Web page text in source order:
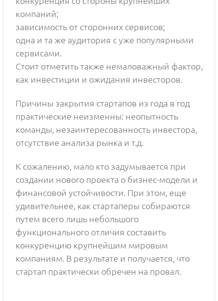
компаний;
зависимость от сторонних сервисов;
одна и та же аудитория с уже популярными
сервисами.
Стоит отметить также немаловажный фактор,
как инвестиции и ожидания инвесторов.
Причины закрытия стартапов из года в год
практические неизменны: неопытность
команды, незаинтересованность инвестора,
отсутствие анализа рынка и т.д.
К сожалению, мало кто задумывается при
создании нового проекта о бизнес-модели и
финансовой устойчивости. При этом, еще
удивительнее, как стартаперы собираются
путем всего лишь небольшого
функционального отличия составить
конкуренцию крупнейшим мировым
компаниям. В результате и получается, что
стартап практически обречен на провал.